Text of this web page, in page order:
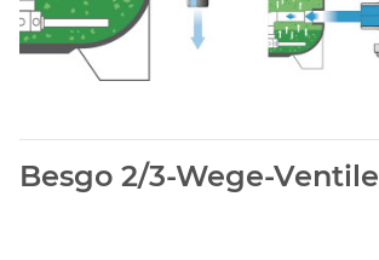
Besgo 2/3-Wege-Ventile